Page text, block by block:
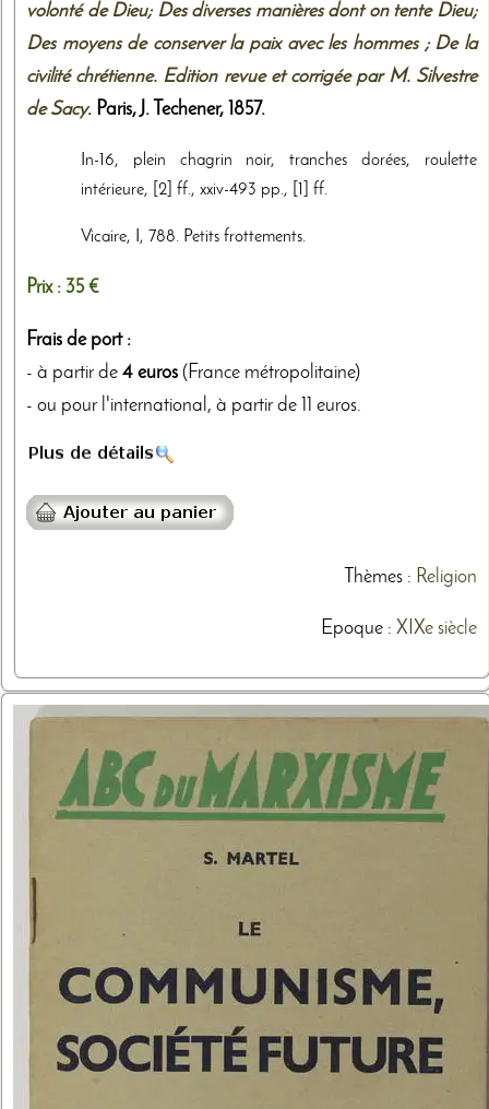
volonté de Dieu; Des diverses manières dont on tente Dieu;
Des moyens de conserver la paix avec les hommes ; De la
civilité chrétienne. Edition revue et corrigée par M. Silvestre
de Sacy. Paris, J. Techener, 1857.
In-16, plein chagrin noir, tranches dorées, roulette
intérieure, [2] ff., xxiv-493 pp., [1] ff.
Vicaire, I, 788. Petits frottements.
Prix : 35 €
Frais de port :
- à partir de 4 euros (France métropolitaine)
- ou pour l'international, à partir de 11 euros.
Thèmes: Religion
Epoque : XIXe siècle